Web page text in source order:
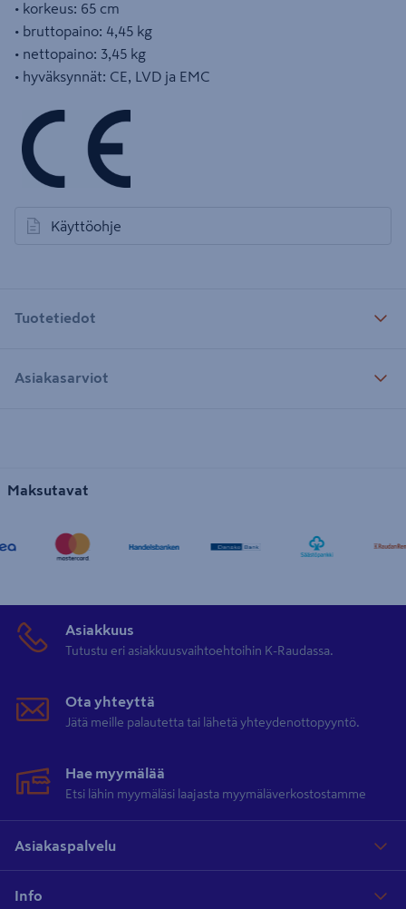
• korkeus: 65 cm
• bruttopaino: 4,45 kg
• nettopaino: 3,45 kg
• hyväksynnät: CE, LVD ja EMC
Käyttöohje
avautuu uuteen välilehteen
Tuotetiedot
Asiakasarviot
Maksutavat
Asiakkuus
Tutustu eri asiakkuusvaihtoehtoihin K-Raudassa.
Ota yhteyttä
Jätä meille palautetta tai lähetä yhteydenottopyyntö.
Hae myymälää
Etsi lähin myymäläsi laajasta myymäläverkostostamme
Asiakaspalvelu
Info